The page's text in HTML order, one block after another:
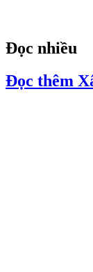
Đọc nhiều
Đọc thêm